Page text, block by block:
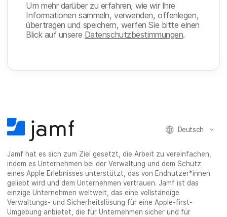
Um mehr darüber zu erfahren, wie wir Ihre
Informationen sammeln, verwenden, offenlegen,
übertragen und speichern, werfen Sie bitte einen
Blick auf unsere Datenschutzbestimmungen.
Deutsch
Jamf hat es sich zum Ziel gesetzt, die Arbeit zu vereinfachen,
indem es Unternehmen bei der Verwaltung und dem Schutz
eines Apple Erlebnisses unterstützt, das von Endnutzer*innen
geliebt wird und dem Unternehmen vertrauen. Jamf ist das
einzige Unternehmen weltweit, das eine vollständige
Verwaltungs- und Sicherheitslösung für eine Apple-first-
Umgebung anbietet, die für Unternehmen sicher und für